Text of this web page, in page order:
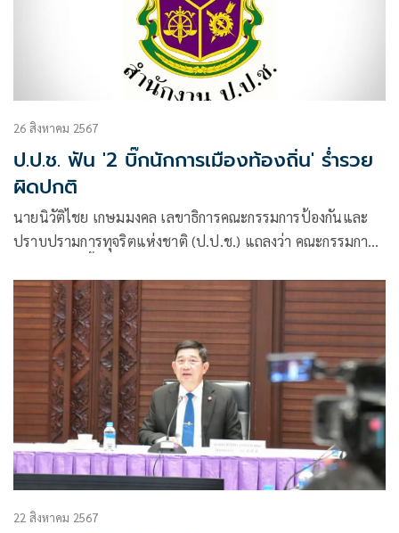
26 สิงหาคม 2567
ป.ป.ช. ฟัน '2 บิ๊กนักการเมืองท้องถิ่น' ร่ำรวย
ผิดปกติ
นายนิวัติไชย เกษมมงคล เลขาธิการคณะกรรมการป้องกันและ
ปราบปรามการทุจริตแห่งชาติ (ป.ป.ช.) แถลงว่า คณะกรรมการ
22 สิงหาคม 2567